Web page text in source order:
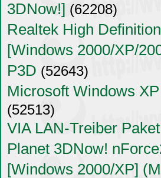
3DNow!] (62208)
Realtek High
[Windows 2000/XP/
P3D (52643)
Microsoft Windows
(52513)
VIA LAN-Treiber
Planet 3DNow!
[Windows 2000/XP]